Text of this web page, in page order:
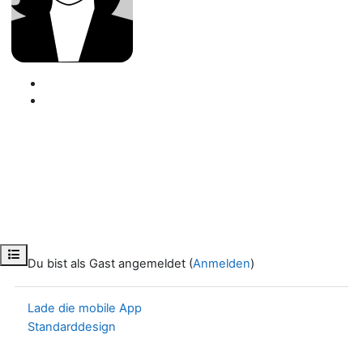
Kursindex öffnen
Du bist als Gast angemeldet (Anmelden)
Lade die mobile App
Standarddesign